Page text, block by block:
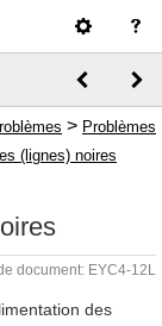
> Problèmes
(lignes) noires
document: EYC4-12L
des